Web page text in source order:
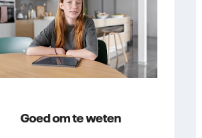
Goed om te weten